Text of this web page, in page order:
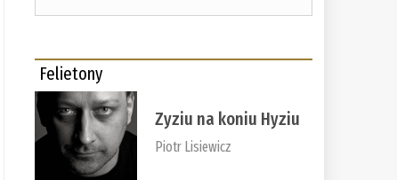
Felietony
Zyziu na koniu Hyziu
Piotr Lisiewicz